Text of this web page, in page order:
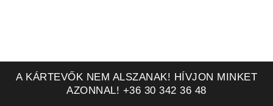
A KÁRTEVŐK NEM ALSZANAK! HÍVJON MINKET
AZONNAL! +36 30 342 36 48